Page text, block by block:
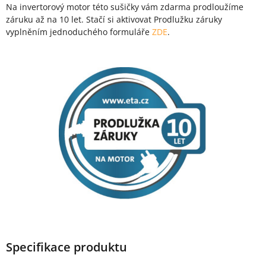
Na invertorový motor této sušičky vám zdarma prodloužíme
záruku až na 10 let. Stačí si aktivovat Prodlužku záruky
vyplněním jednoduchého formuláře ZDE.
Specifikace produktu